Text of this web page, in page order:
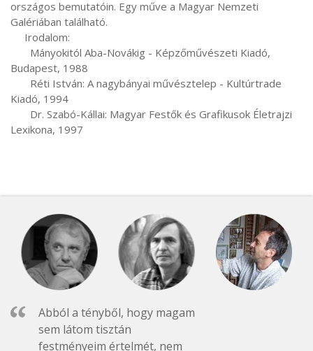
országos bemutatóin. Egy műve a Magyar Nemzeti
Galériában található.
Budapest, 1988
Kiadó, 1994
Lexikona, 1997
Abból a tényből, hogy magam
sem látom tisztán
festményeim értelmét, nem